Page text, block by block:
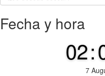
Fecha y hora
02:
7